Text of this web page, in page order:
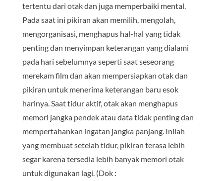
tertentu dari otak dan juga memperbaiki mental.
Pada saat ini pikiran akan memilih, mengolah,
mengorganisasi, menghapus hal-hal yang tidak
penting dan menyimpan keterangan yang dialami
pada hari sebelumnya seperti saat seseorang
merekam film dan akan mempersiapkan otak dan
pikiran untuk menerima keterangan baru esok
harinya. Saat tidur aktif, otak akan menghapus
memori jangka pendek atau data tidak penting dan
mempertahankan ingatan jangka panjang. Inilah
yang membuat setelah tidur, pikiran terasa lebih
segar karena tersedia lebih banyak memori otak
untuk digunakan lagi. (Dok :